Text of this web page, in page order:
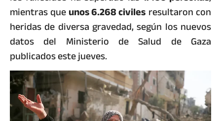
mientras queunos 6.268 civilesresultaron con
heridas de diversa gravedad, según los nuevos
datos del Ministerio de Salud de Gaza
publicados este jueves.